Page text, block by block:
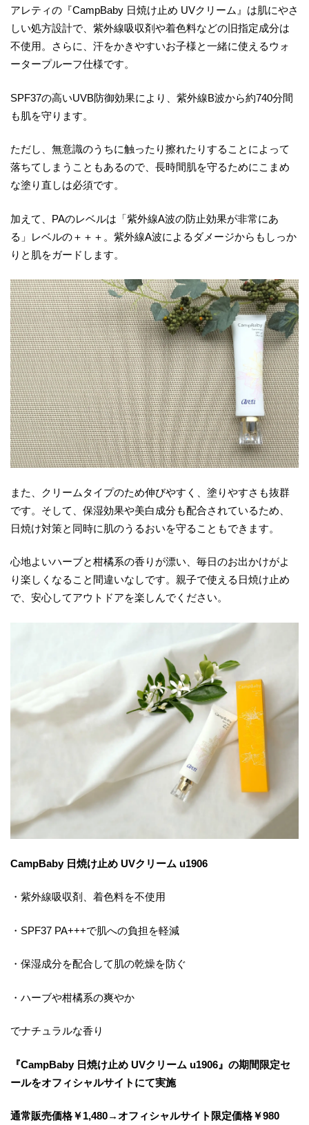
アレティの『CampBaby 日焼け止め UVクリーム』は肌にやさ
しい処方設計で、紫外線吸収剤や着色料などの旧指定成分は
不使用。さらに、汗をかきやすいお子様と一緒に使えるウォ
ータープルーフ仕様です。
SPF37の高いUVB防御効果により、紫外線B波から約740分間
も肌を守ります。
ただし、無意識のうちに触ったり擦れたりすることによって
落ちてしまうこともあるので、長時間肌を守るためにこまめ
な塗り直しは必須です。
加えて、PAのレベルは「紫外線A波の防止効果が非常にあ
る」レベルの＋＋＋。紫外線A波によるダメージからもしっか
りと肌をガードします。
また、クリームタイプのため伸びやすく、塗りやすさも抜群
です。そして、保湿効果や美白成分も配合されているため、
日焼け対策と同時に肌のうるおいを守ることもできます。
心地よいハーブと柑橘系の香りが漂い、毎日のお出かけがよ
り楽しくなること間違いなしです。親子で使える日焼け止め
で、安心してアウトドアを楽しんでください。
CampBaby 日焼け止め UVクリーム u1906
・紫外線吸収剤、着色料を不使用
・SPF37 PA+++で肌への負担を軽減
・保湿成分を配合して肌の乾燥を防ぐ
・ハーブや柑橘系の爽やか
でナチュラルな香り
『CampBaby 日焼け止め UVクリーム u1906』の期間限定セ
ールをオフィシャルサイトにて実施
通常販売価格￥1,480→オフィシャルサイト限定価格￥980